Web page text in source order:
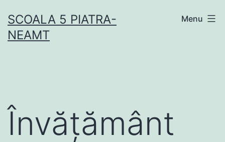
to
content
SCOALA 5 PIATRA-
NEAMT
Menu
Învățământ